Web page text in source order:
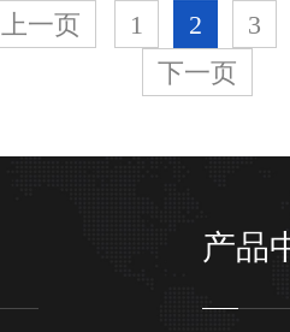
上一页 1 2
3
下一页
产品